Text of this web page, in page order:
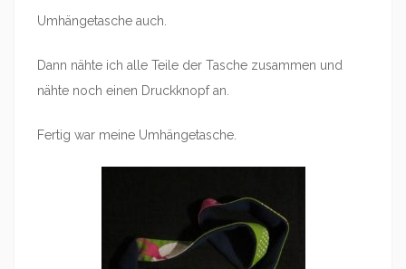
Umhängetasche auch.
Dann nähte ich alle Teile der Tasche zusammen und
nähte noch einen Druckknopf an.
Fertig war meine Umhängetasche.